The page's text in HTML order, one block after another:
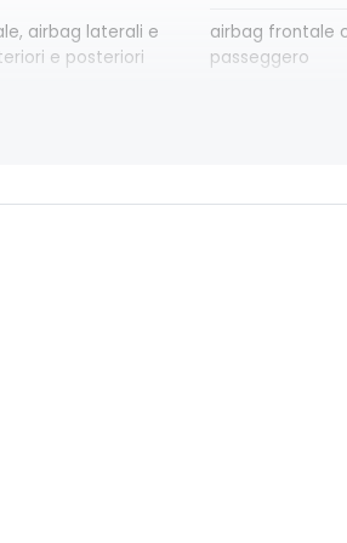
airbag laterali e
e posteriori
airbag frontale
passeggero
portaoggetti +